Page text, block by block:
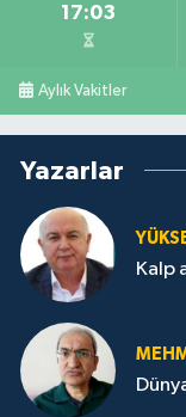
17:03
Aylık Vakitler
Yazarlar
Kalp